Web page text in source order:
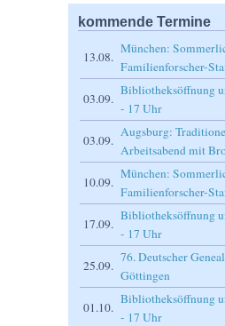
kommende Termine
13.08.
München:
Familienforscher-
03.09.
Bibliotheksöffnung
- 17 Uhr
03.09.
Augsburg:
Arbeitsabend mit
10.09.
München:
Familienforscher-
17.09.
Bibliotheksöffnung
- 17 Uhr
25.09.
76. Deutscher
Göttingen
01.10.
Bibliotheksöffnung
- 17 Uhr